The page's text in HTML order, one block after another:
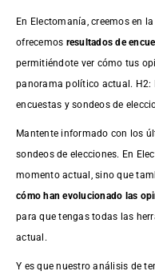
En Electomanía, creemos en
ofrecemos resultados de
permitiéndote ver cómo tus
panorama político actual. H2:
encuestas y sondeos de
Mantente informado con los
sondeos de elecciones. En
momento actual, sino que
cómo han evolucionado las
para que tengas todas las
actual.
Y es que nuestro análisis de